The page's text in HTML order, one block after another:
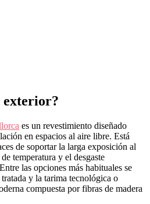
exterior?
es un revestimiento diseñado
en espacios al aire libre. Está
de soportar la larga exposición al
temperatura y el desgaste
las opciones más habituales se
y la tarima tecnológica o
compuesta por fibras de madera